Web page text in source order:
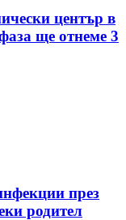
център в
ще отнеме 3
през
родител